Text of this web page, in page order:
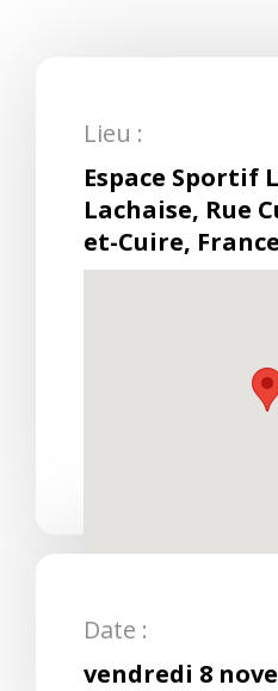
Lieu :
Espace Sportif
Lachaise, Rue
et-Cuire, France
Date :
vendredi 8